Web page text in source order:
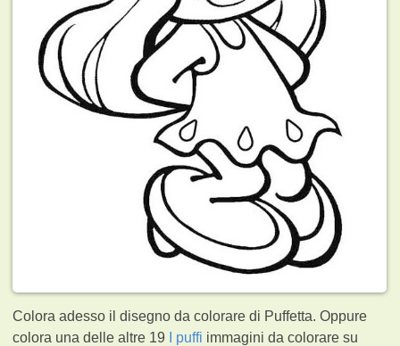
Colora adesso il disegno da colorare di Puffetta. Oppure
colora una delle altre 19
I puffi immagini da colorare su